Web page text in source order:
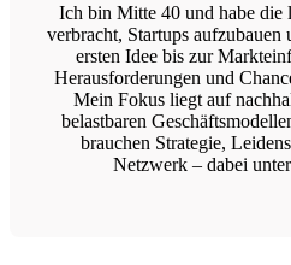
Ich bin Mitte 40 und habe die
verbracht, Startups aufzubauen
ersten Idee bis zur
Herausforderungen und
Mein Fokus liegt auf
belastbaren
brauchen Strategie,
Netzwerk – dabei